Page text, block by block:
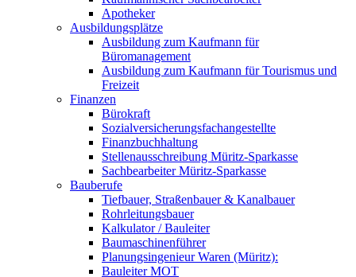
Apotheker
Ausbildungsplätze
Ausbildung zum Kaufmann für
Büromanagement
Ausbildung zum Kaufmann für Tourismus und
Freizeit
Finanzen
Bürokraft
Sozialversicherungsfachangestellte
Finanzbuchhaltung
Stellenausschreibung Müritz-Sparkasse
Sachbearbeiter Müritz-Sparkasse
Bauberufe
Tiefbauer, Straßenbauer & Kanalbauer
Rohrleitungsbauer
Kalkulator / Bauleiter
Baumaschinenführer
Planungsingenieur Waren (Müritz):
Bauleiter MOT